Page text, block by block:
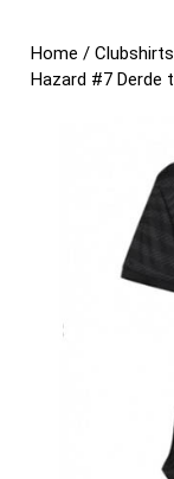
Home /Clubshirts
Hazard #7 Derde